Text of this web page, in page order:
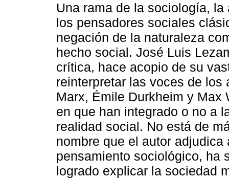
Una rama de la sociología,
los pensadores sociales
negación de la naturaleza
hecho social. José Luis
crítica, hace acopio de su
reinterpretar las voces de
Marx, Émile Durkheim y Max
en que han integrado o no a
realidad social. No está de
nombre que el autor
pensamiento sociológico, ha
logrado explicar la sociedad